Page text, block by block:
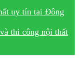
uy tín tại Đông
thi công nội thất